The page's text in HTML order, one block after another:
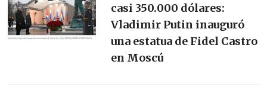
casi 350.000 dólares:
Vladimir Putin inauguró
una estatua de Fidel Castro
en Moscú